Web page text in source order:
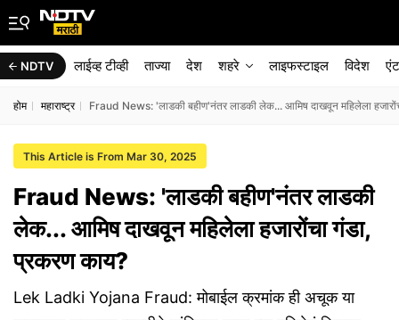
NDTV लाईव्ह टीव्ही ताज्या देश शहरे लाइफस्टाइल विदेश
होम महाराष्ट्र Fraud News: 'लाडकी बहीण'नंतर लाडकी लेक... आमिष दाखवून महिलेला
This Article is From Mar 30, 2025
Fraud News: 'लाडकी बहीण'नंतर लाडकी
लेक... आमिष दाखवून महिलेला हजारोंचा गंडा,
प्रकरण काय?
Lek Ladki Yojana Fraud: मोबाईल क्रमांक ही अचूक या